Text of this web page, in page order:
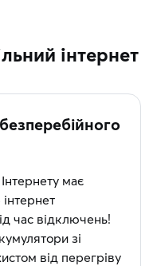
інтернет
має
час відключень!
зі
від перегріву